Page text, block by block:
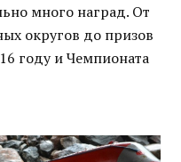
много наград. От
округов до призов
году и Чемпионата